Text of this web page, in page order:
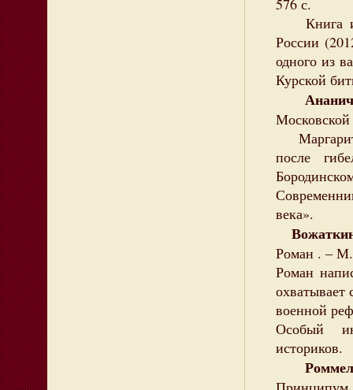
576 с.
Книга
России
одного из
Курской
после
века».
Роман . –
Роман
военной
Особый
историков.